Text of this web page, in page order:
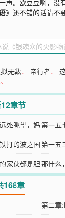
声。欧豆豆啊，没
》还不错的话请不
无敌、 帝行者、
、
12章节
处眺望，妈第一五
算脑力
打的波之国第一五
家伙都是胆那什
168章
第二章